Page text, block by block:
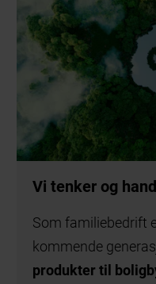
Vi tenker og
Som familiebedrift
kommende
produkter til